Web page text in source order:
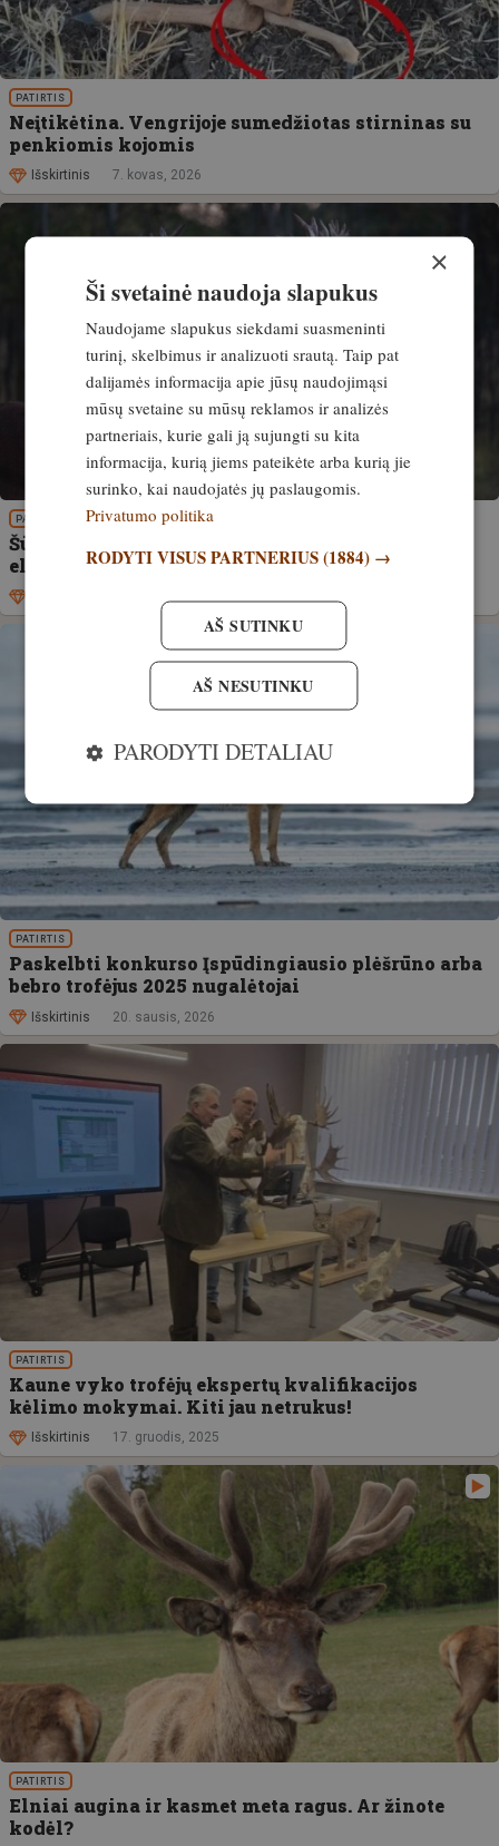
PATIRTIS
Neįtikėtina. Vengrijoje sumedžiotas stirninas su
penkiomis kojomis
Išskirtinis 7. kovas, 2026
PATIRTIS
Šūvis iš automobilio. Neteisėtai sumedžiotas
elnias su didžiausiais ragais Ukrainoje
PATIRTIS
Paskelbti konkurso Įspūdingiausio plėšrūno arba
bebro trofėjus 2025 nugalėtojai
Išskirtinis 20. sausis, 2026
PATIRTIS
Kaune vyko trofėjų ekspertų kvalifikacijos
kėlimo mokymai. Kiti jau netrukus!
Išskirtinis 17. gruodis, 2025
PATIRTIS
Elniai augina ir kasmet meta ragus. Ar žinote
kodėl?
×
Ši svetainė naudoja slapukus
Naudojame slapukus siekdami suasmeninti
turinį, skelbimus ir analizuoti srautą. Taip pat
dalijamės informacija apie jūsų naudojimąsi
mūsų svetaine su mūsų reklamos ir analizės
partneriais, kurie gali ją sujungti su kita
informacija, kurią jiems pateikėte arba kurią jie
surinko, kai naudojatės jų paslaugomis.
Privatumo politika
RODYTI VISUS PARTNERIUS(1884) →
AŠ SUTINKU
AŠ NESUTINKU
PARODYTI DETALIAU